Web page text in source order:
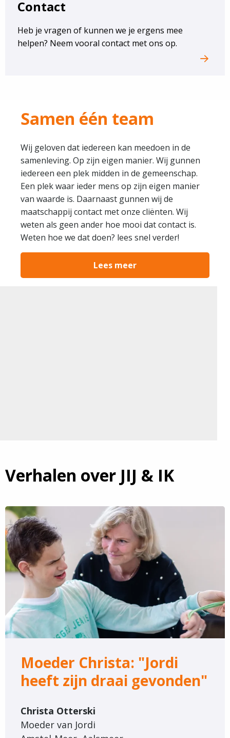
Contact
Heb je vragen of kunnen we je ergens mee
helpen? Neem vooral contact met ons op.
Samen één team
Wij geloven dat iedereen kan meedoen in de
samenleving. Op zijn eigen manier. Wij gunnen
iedereen een plek midden in de gemeenschap.
Een plek waar ieder mens op zijn eigen manier
van waarde is. Daarnaast gunnen wij de
maatschappij contact met onze cliënten. Wij
weten als geen ander hoe mooi dat contact is.
Weten hoe we dat doen? lees snel verder!
Lees meer
Verhalen over JIJ & IK
Moeder Christa: "Jordi
heeft zijn draai gevonden"
Christa Otterski
Moeder van Jordi
Lees
meer
over
Moeder
Christa:
"Jordi
heeft
zijn
draai
gevonden"